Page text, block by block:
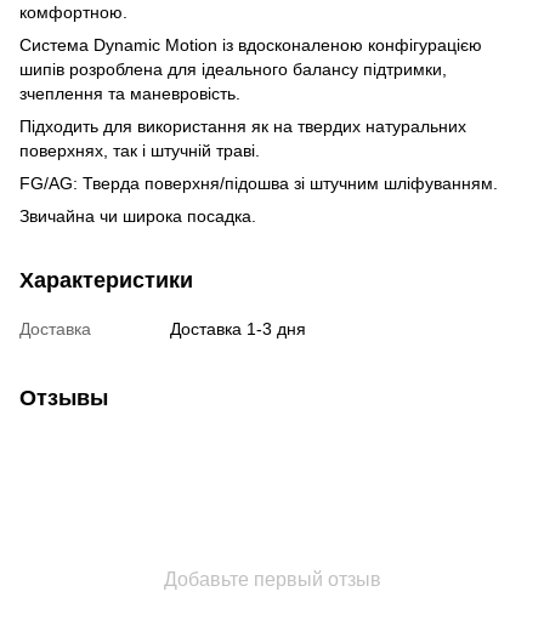
комфортною.
Система Dynamic Motion із вдосконаленою конфігурацією
шипів розроблена для ідеального балансу підтримки,
зчеплення та маневровість.
Підходить для використання як на твердих натуральних
поверхнях, так і штучній траві.
FG/AG: Тверда поверхня/підошва зі штучним шліфуванням.
Звичайна чи широка посадка.
Характеристики
Доставка Доставка 1-3 дня
Отзывы
Добавьте первый отзыв